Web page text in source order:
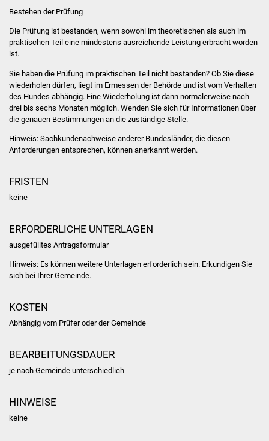
Gesundheit und Notfall
Pflege von Angehörigen
Hitzewarnung / UV-
Index
Bestehen der Prüfung
Die Prüfung ist bestanden, wenn sowohl im theoretischen als auch im
praktischen Teil eine mindestens ausreichende Leistung erbracht worden
ist.
Sie haben die Prüfung im praktischen Teil nicht bestanden? Ob Sie diese
wiederholen dürfen, liegt im Ermessen der Behörde und ist vom Verhalten
des Hundes abhängig. Eine Wiederholung ist dann normalerweise nach
drei bis sechs Monaten möglich. Wenden Sie sich für Informationen über
die genauen Bestimmungen an die zuständige Stelle.
Hinweis:Sachkundenachweise anderer Bundesländer, die diesen
Anforderungen entsprechen, können anerkannt werden.
FRISTEN
keine
ERFORDERLICHE UNTERLAGEN
ausgefülltes Antragsformular
Hinweis: Es können weitere Unterlagen erforderlich sein. Erkundigen Sie
sich bei Ihrer Gemeinde.
KOSTEN
Abhängig vom Prüfer oder der Gemeinde
BEARBEITUNGSDAUER
je nach Gemeinde unterschiedlich
HINWEISE
keine